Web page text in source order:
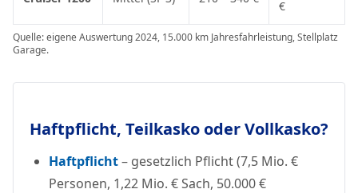
€
Quelle: eigene Auswertung 2024, 15.000 km Jahresfahrleistung, Stellplatz
Garage.
Haftpflicht, Teilkasko oder Vollkasko?
Haftpflicht– gesetzlich Pflicht (7,5 Mio. €
Personen, 1,22 Mio. € Sach, 50.000 €